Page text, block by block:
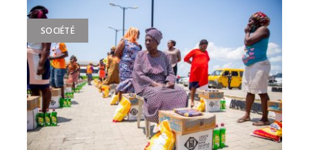
SOCIÉTÉ